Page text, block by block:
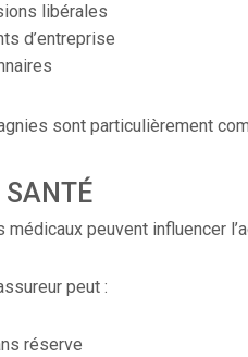
libérales
d’entreprise
sont particulièrement
SANTÉ
médicaux peuvent influencer
peut :
réserve